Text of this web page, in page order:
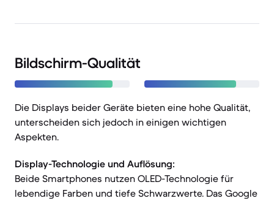
Bildschirm-Qualität
Die Displays beider Geräte bieten eine hohe Qualität,
unterscheiden sich jedoch in einigen wichtigen
Aspekten.
Display-Technologie und Auflösung:
Beide Smartphones nutzen OLED-Technologie für
lebendige Farben und tiefe Schwarzwerte. Das Google